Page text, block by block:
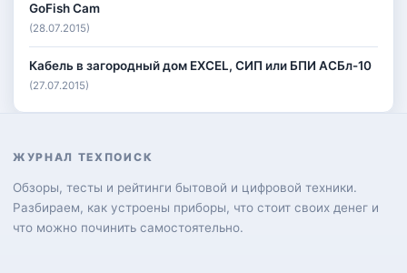
GoFish Cam
(28.07.2015)
Кабель в загородный дом EXCEL, СИП или БПИ АСБл-10
(27.07.2015)
ЖУРНАЛ ТЕХПОИСК
Обзоры, тесты и рейтинги бытовой и цифровой техники.
Разбираем, как устроены приборы, что стоит своих денег и
что можно починить самостоятельно.